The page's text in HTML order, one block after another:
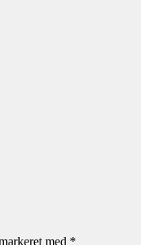
med *